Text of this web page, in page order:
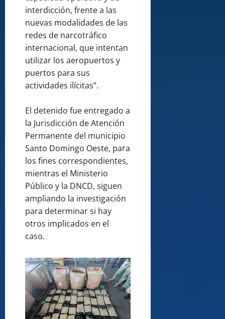
interdicción, frente a las
nuevas modalidades de las
redes de narcotráfico
internacional, que intentan
utilizar los aeropuertos y
puertos para sus
actividades ilícitas”.
El detenido fue entregado a
la Jurisdicción de Atención
Permanente del municipio
Santo Domingo Oeste, para
los fines correspondientes,
mientras el Ministerio
Público y la DNCD, siguen
ampliando la investigación
para determinar si hay
otros implicados en el
caso.